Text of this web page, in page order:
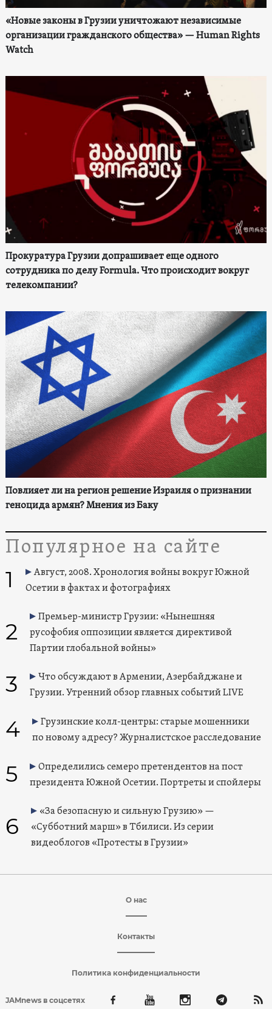
«Новые законы в Грузии уничтожают независимые
организации гражданского общества» — Human Rights
Watch
Прокуратура Грузии допрашивает еще одного
сотрудника по делу Formula. Что происходит вокруг
телекомпании?
Повлияет ли на регион решение Израиля о признании
геноцида армян? Мнения из Баку
Популярное на сайте
1
Август, 2008. Хронология войны вокруг Южной
Осетии в фактах и фотографиях
2
Премьер-министр Грузии: «Нынешняя
русофобия оппозиции является директивой
Партии глобальной войны»
3
Что обсуждают в Армении, Азербайджане и
Грузии. Утренний обзор главных событий LIVE
4
Грузинские колл-центры: старые мошенники
по новому адресу? Журналистское расследование
5
Определились семеро претендентов на пост
президента Южной Осетии. Портреты и спойлеры
6
«За безопасную и сильную Грузию» —
«Субботний марш» в Тбилиси. Из серии
видеоблогов «Протесты в Грузии»
О нас
Контакты
Политика конфиденциальности
JAMnews в соцсетях